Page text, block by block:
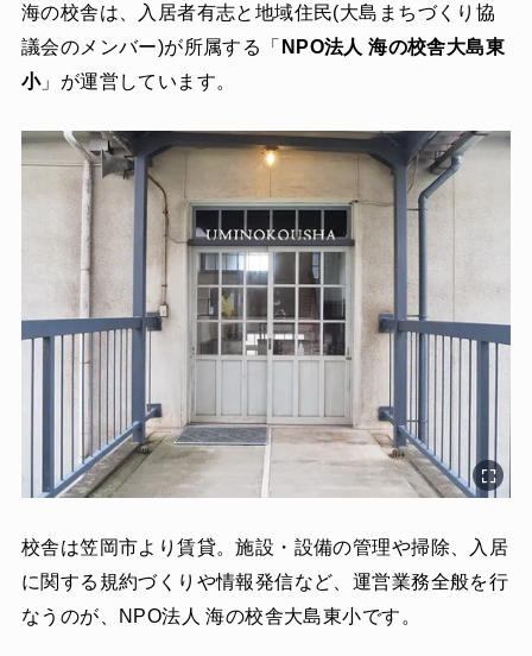
海の校舎は、入居者有志と地域住民(大島まちづくり協
議会のメンバー)が所属する「 NPO法人 海の校舎大島東
小」が運営しています。
校舎は笠岡市より賃貸。施設・設備の管理や掃除、入居
に関する規約づくりや情報発信など、運営業務全般を行
なうのが、NPO法人 海の校舎大島東小です。